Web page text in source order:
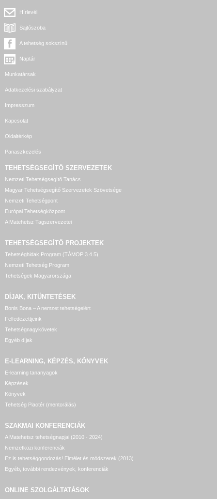
Hírlevél
Sajtószoba
A tehetség sokszínű
Naptár
Munkatársak
Adatkezelési szabályzat
Impresszum
Kapcsolat
Oldaltérkép
Panaszkezelés
TEHETSÉGSEGÍTŐ SZERVEZETEK
Nemzeti Tehetségsegítő Tanács
Magyar Tehetségsegítő Szervezetek Szövetsége
Nemzeti Tehetségpont
Európai Tehetségközpont
A Matehetsz Tagszervezetei
TEHETSÉGSEGÍTŐ PROJEKTEK
Tehetséghidak Program (TÁMOP 3.4.5)
Nemzeti Tehetség Program
Tehetségek Magyarországa
DÍJAK, KITÜNTETÉSEK
Bonis Bona – A nemzet tehetségeiért
Felfedezettjeink
Tehetségnagykövetek
Egyéb díjak
E-LEARNING, KÉPZÉS, KÖNYVEK
E-learning tananyagok
Képzések
Könyvek
Tehetség Piactér (mentorálás)
SZAKMAI KONFERENCIÁK
A Matehetsz tehetségnapjai (2010 - 2024)
Nemzetközi konferenciák
Ez is tehetséggondozás! Elmélet és módszerek (2013)
Egyéb, további rendezvények, konferenciák
ONLINE SZOLGÁLTATÁSOK